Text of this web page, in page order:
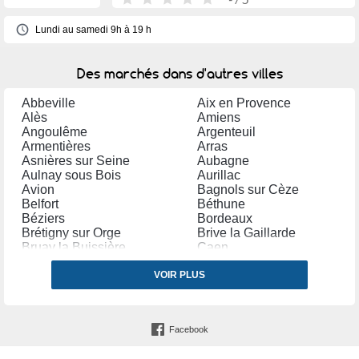
Lundi au samedi 9h à 19 h
Des marchés dans d'autres villes
Abbeville
Aix en Provence
Alès
Amiens
Angoulême
Argenteuil
Armentières
Arras
Asnières sur Seine
Aubagne
Aulnay sous Bois
Aurillac
Avion
Bagnols sur Cèze
Belfort
Béthune
Béziers
Bordeaux
Brétigny sur Orge
Brive la Gaillarde
Bruay la Buissière
Caen
Cambrai
Carpentras
Cavaillon
Cestas
Chalon sur Saône
Chelles (Seine et Marne)
VOIR PLUS
Facebook